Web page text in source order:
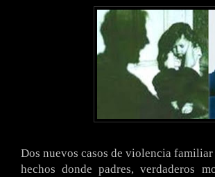
Dos nuevos casos de violencia
hechos donde padres, verdaderos